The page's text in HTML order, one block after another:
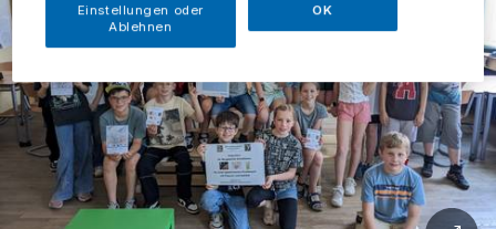
Einstellungen oder
Ablehnen
OK